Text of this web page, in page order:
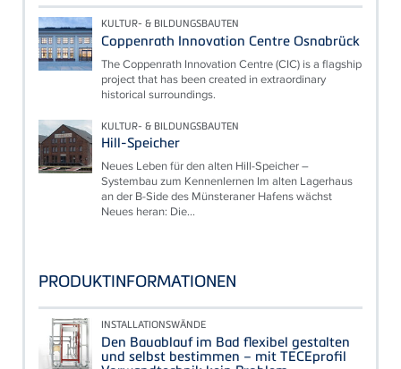
KULTUR- & BILDUNGSBAUTEN
Coppenrath Innovation Centre Osnabrück
The Coppenrath Innovation Centre (CIC) is a flagship
project that has been created in extraordinary
historical surroundings.
KULTUR- & BILDUNGSBAUTEN
Hill-Speicher
Neues Leben für den alten Hill-Speicher –
Systembau zum Kennenlernen Im alten Lagerhaus
an der B-Side des Münsteraner Hafens wächst
Neues heran: Die...
PRODUKTINFORMATIONEN
INSTALLATIONSWÄNDE
Den Bauablauf im Bad flexibel gestalten
und selbst bestimmen – mit TECEprofil